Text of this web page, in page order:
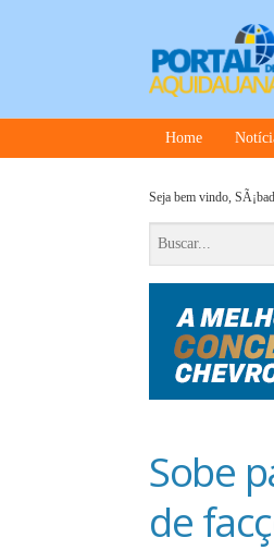
Home
Seja bem vindo,
Sobe
de